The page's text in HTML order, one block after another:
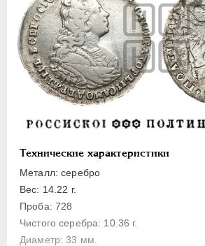
Технические характеристики
Металл: серебро
Вес: 14.22 г.
Проба: 728
Чистого серебра: 10.36 г.
Диаметр: 33 мм.
Медь
Пробные
Монетовидные жетоны
АННА ИОАННОВНА 1730-1740
ИОАНН АНТОНОВИЧ
1740-1741
ЕЛИЗАВЕТА 1741-1762
ЕКАТЕРИНА II 1762-1796
ПАВЕЛ I 1796-1801
АЛЕКСАНДР I
НИКОЛАЙ I
1826-1855
АЛЕКСАНДР II